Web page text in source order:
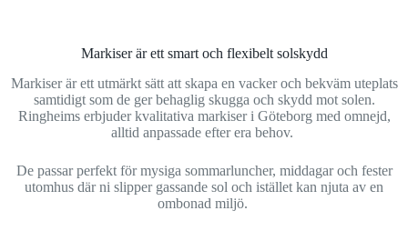
Markiser är ett smart och flexibelt solskydd
Markiser är ett utmärkt sätt att skapa en vacker och bekväm uteplats
samtidigt som de ger behaglig skugga och skydd mot solen.
Ringheims erbjuder kvalitativa markiser i Göteborg med omnejd,
alltid anpassade efter era behov.
De passar perfekt för mysiga sommarluncher, middagar och fester
utomhus där ni slipper gassande sol och istället kan njuta av en
ombonad miljö.